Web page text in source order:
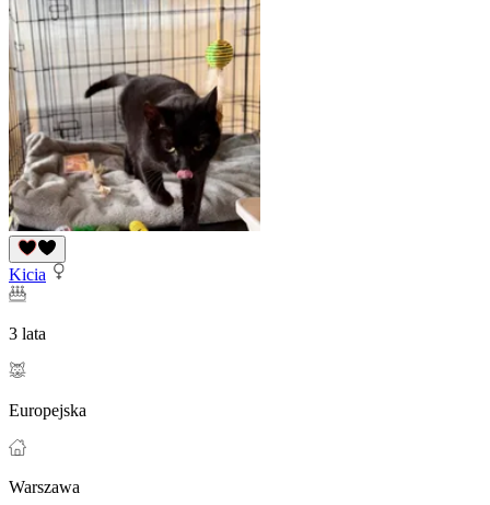
Kicia
3 lata
Europejska
Warszawa